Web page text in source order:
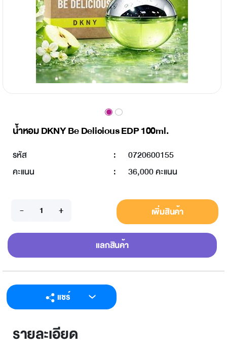
น้ำหอม DKNY Be Delicious EDP 100ml.
รหัส :
0720600155
คะแนน
: 36,000 คะแนน
เพิ่มสินค้า
แลกสินค้า
แชร์
Facebook
รายละเอียด